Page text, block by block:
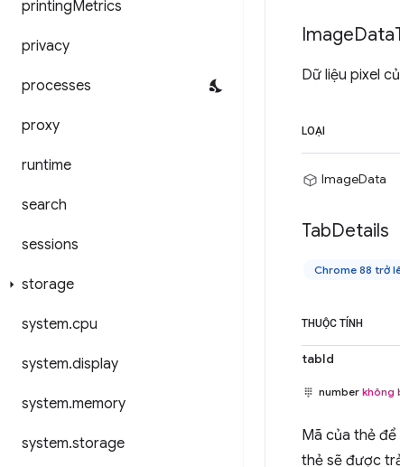
printingMetrics
privacy
processes
proxy
runtime
search
sessions
storage
system.cpu
system.display
system.memory
system.storage
ImageData
Dữ liệu pixel
LOẠI
ImageData
TabDetails
Chrome 88 trở
THUỘC TÍNH
tabId
number không
Mã của thẻ
thẻ sẽ được